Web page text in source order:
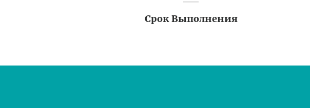
Срок Выполнения